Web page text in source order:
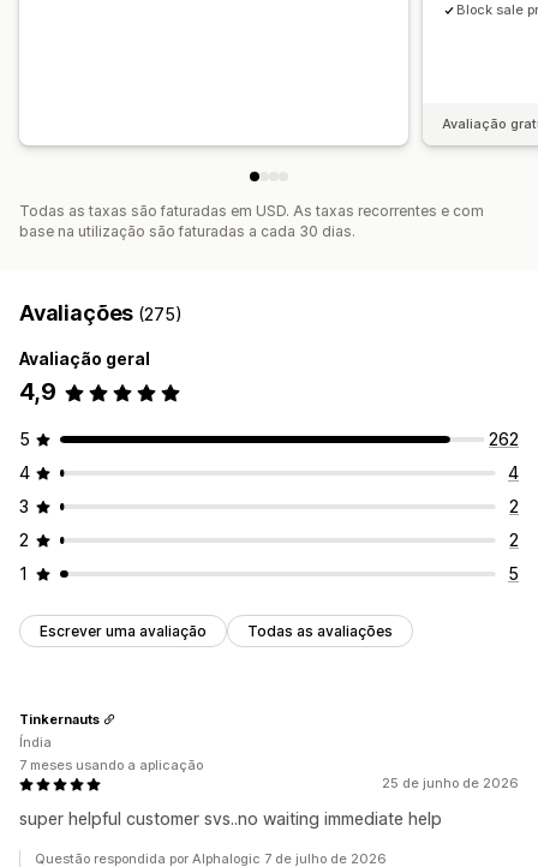
Block sale
Avaliação
Todas as taxas são faturadas em USD. As taxas recorrentes e com
base na utilização são faturadas a cada 30 dias.
Avaliações (275)
Avaliação geral
4,9
5
262
4
4
3
2
2
2
1
5
Escrever uma avaliação Todas as avaliações
25 de junho de 2026
super helpful customer svs..no waiting immediate help
Tinkernauts
Índia
7 meses usando a aplicação
Questão respondida por Alphalogic 7 de julho de 2026